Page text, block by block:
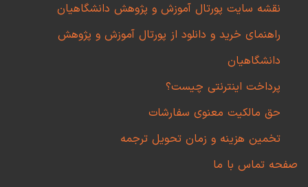
نقشه سایت پورتال آموزش و پژوهش دانشگاهیان
راهنمای خرید و دانلود از پورتال آموزش و پژوهش
دانشگاهیان
پرداخت اینترنتی چیست؟
حق مالکیت معنوی سفارشات
تخمین هزینه و زمان تحویل ترجمه
صفحه تماس با ما